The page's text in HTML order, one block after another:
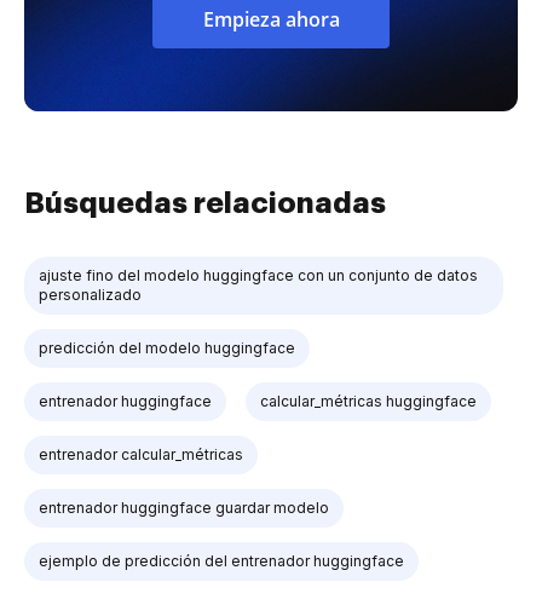
Empieza ahora
Búsquedas relacionadas
ajuste fino del modelo huggingface con un conjunto de datos
personalizado
predicción del modelo huggingface
entrenador huggingface calcular_métricas huggingface
entrenador calcular_métricas
entrenador huggingface guardar modelo
ejemplo de predicción del entrenador huggingface